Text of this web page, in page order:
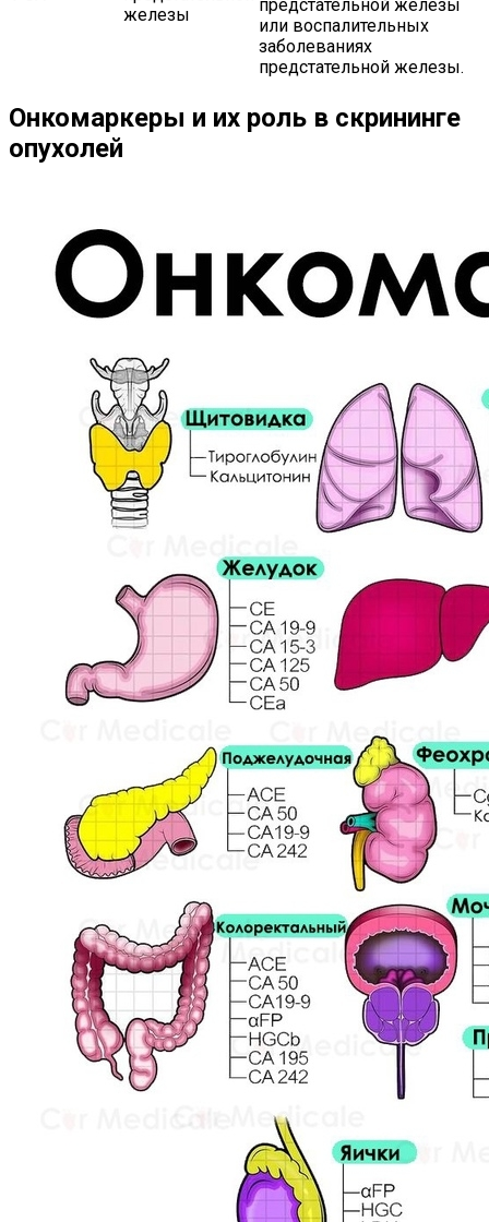
железы
предстательной железы
или воспалительных
заболеваниях
предстательной железы.
Онкомаркеры и их роль в скрининге
опухолей